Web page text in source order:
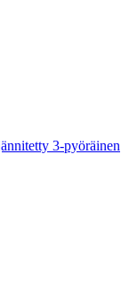
3-pyöräinen